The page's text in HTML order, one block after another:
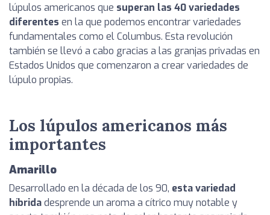
lúpulos americanos que superan las 40 variedades
diferentes en la que podemos encontrar variedades
fundamentales como el Columbus. Esta revolución
también se llevó a cabo gracias a las granjas privadas en
Estados Unidos que comenzaron a crear variedades de
lúpulo propias.
Los lúpulos americanos más
importantes
Amarillo
Desarrollado en la década de los 90, esta variedad
híbridadesprende un aroma a cítrico muy notable y